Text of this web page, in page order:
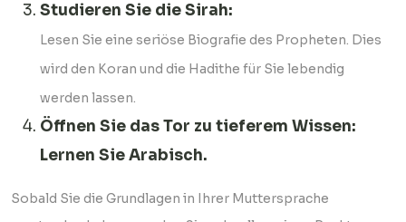
Studieren Sie die Sirah:
Lesen Sie eine seriöse Biografie des Propheten. Dies
wird den Koran und die Hadithe für Sie lebendig
werden lassen.
Öffnen Sie das Tor zu tieferem Wissen:
Lernen Sie Arabisch.
Sobald Sie die Grundlagen in Ihrer Muttersprache